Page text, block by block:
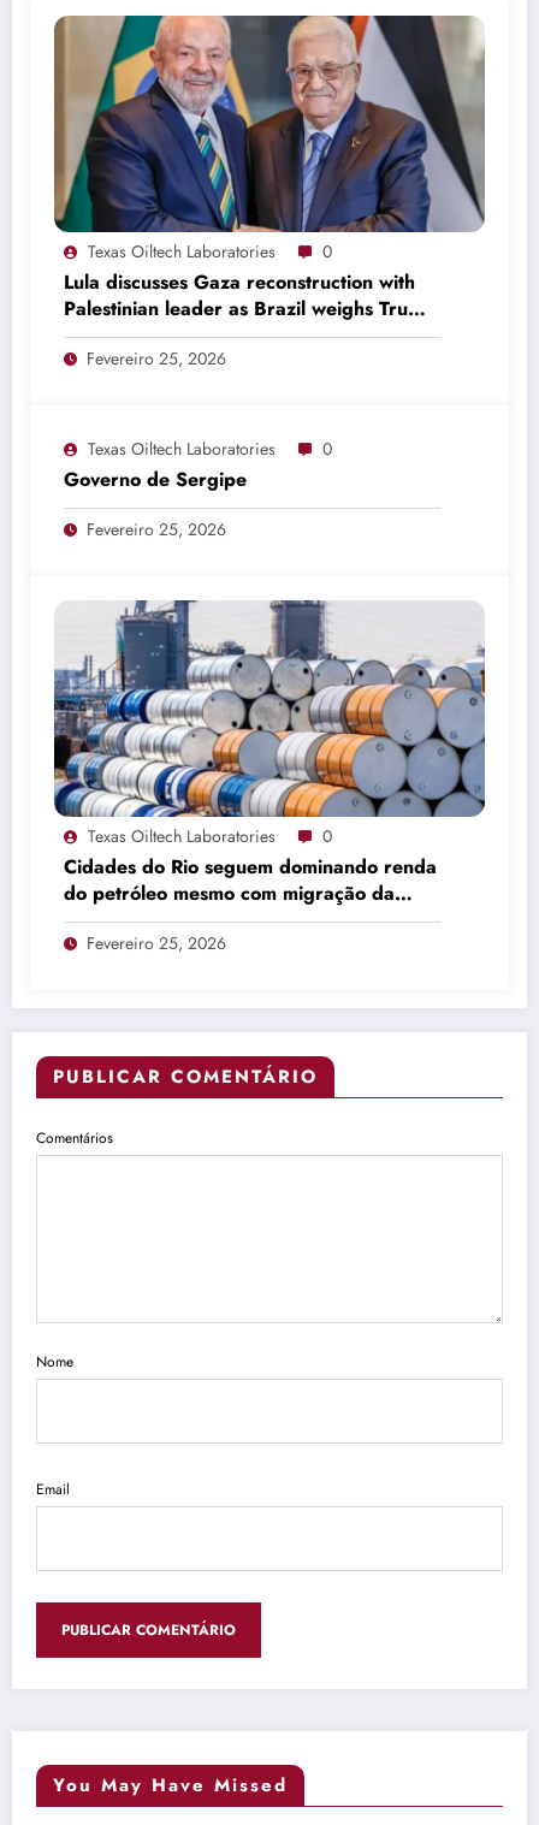
Texas Oiltech Laboratories 0
Lula discusses Gaza reconstruction with
Palestinian leader as Brazil weighs Trump
invitation
Fevereiro 25, 2026
Texas Oiltech Laboratories 0
Governo de Sergipe
Fevereiro 25, 2026
Texas Oiltech Laboratories 0
Cidades do Rio seguem dominando renda
do petróleo mesmo com migração da
produção
Fevereiro 25, 2026
PUBLICAR COMENTÁRIO
Comentários
Nome
Email
You May Have Missed